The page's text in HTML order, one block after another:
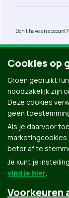
Don’t have an
Ook
Cookies op
Groen gebruikt
noodzakelijk zijn
Deze cookies
geen
Als je daarvoor
beter af te
Je kunt je
vind je hier.
Voorkeuren